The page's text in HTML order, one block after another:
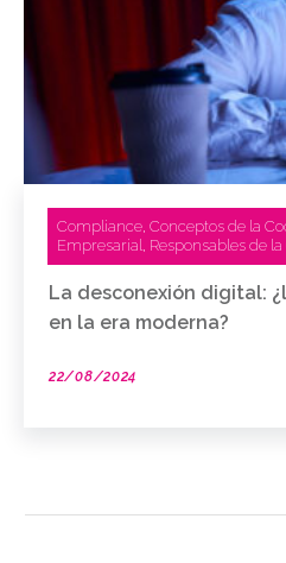
Compliance, Conceptos de la
Empresarial, Responsables de la
La desconexión digital:
en la era moderna?
22/08/2024